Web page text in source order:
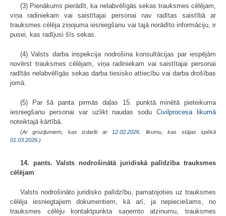
(3) Pienākums pierādīt, ka nelabvēlīgās sekas trauksmes cēlējam,
viņa radiniekam vai saistītajai personai nav radītas saistībā ar
trauksmes cēlēja ziņojuma iesniegšanu vai tajā norādīto informāciju, ir
pusei, kas radījusi šīs sekas.
(4) Valsts darba inspekcija nodrošina konsultācijas par iespējām
novērst trauksmes cēlējam, viņa radiniekam vai saistītajai personai
radītās nelabvēlīgās sekas darba tiesisko attiecību vai darba drošības
jomā.
(5) Par šā panta pirmās daļas 15. punktā minētā pieteikuma
iesniegšanu personai var uzlikt naudas soduCivilprocesa likumā
noteiktajā kārtībā.
(Ar grozījumiem, kas izdarīti ar 12.02.2026 . likumu, kas stājas spēkā
01.03.2026. )
14. pants. Valsts nodrošinātā juridiskā palīdzība trauksmes
cēlējam
Valsts nodrošināto juridisko palīdzību, pamatojoties uz trauksmes
cēlēja iesniegtajiem dokumentiem, kā arī, ja nepieciešams, no
trauksmes cēlēju kontaktpunkta saņemto atzinumu, trauksmes